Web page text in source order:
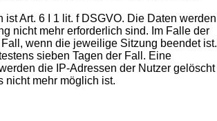
Art. 6 I 1 lit. f DSGVO. Die Daten werden
nicht mehr erforderlich sind. Im Falle der
wenn die jeweilige Sitzung beendet ist.
sieben Tagen der Fall. Eine
die IP-Adressen der Nutzer gelöscht
nicht mehr möglich ist.